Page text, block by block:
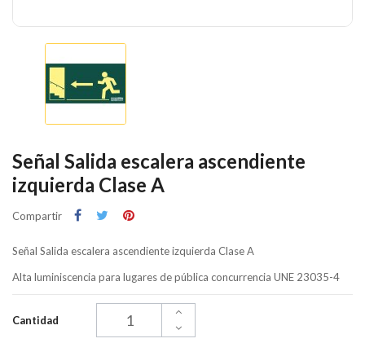
Señal Salida escalera ascendiente
izquierda Clase A
Compartir
Señal Salida escalera ascendiente izquierda Clase A
Alta luminiscencia para lugares de pública concurrencia UNE 23035-4
Cantidad